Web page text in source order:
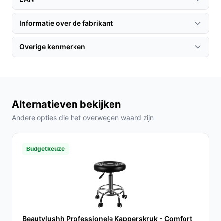
Verbind de zitting met het verchroomde onderstel.
Zet de wielen in de daarvoor bestemde openingen.
Stel de zithoogte in op jouw voorkeur door de hendel te
gebruiken.
Specificaties in mensentaal
en is gemakkelijk te onderhouden.
Zitdiepte:36 cm – Dit biedt voldoende
Verstelbare zithoogte:
Veelgestelde vragen
Hoe lang gaat dit product mee?
Met de juiste zorg en regelmatig onderhoud kan de Giga
Informatie over de fabrikant
Overige kenmerken
Alternatieven bekijken
Andere opties die het overwegen waard zijn
Budgetkeuze
Beautylushh Professionele Kapperskruk - Comfort